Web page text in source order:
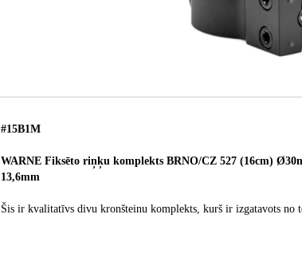
#15B1M
WARNE Fiksēto riņķu komplekts BRNO/CZ 527 (16cm)
13,6mm
Šis ir kvalitatīvs divu kronšteinu komplekts, kurš ir izgatavots no